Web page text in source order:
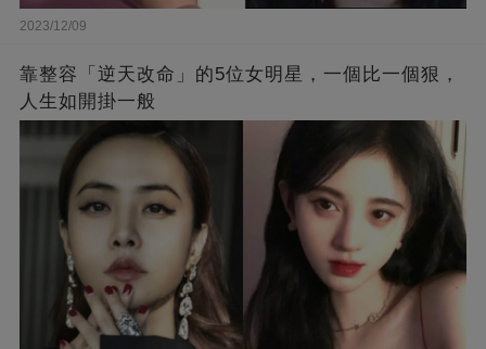
2023/12/09
靠整容「逆天改命」的5位女明星，一個比一個狠，
人生如開掛一般